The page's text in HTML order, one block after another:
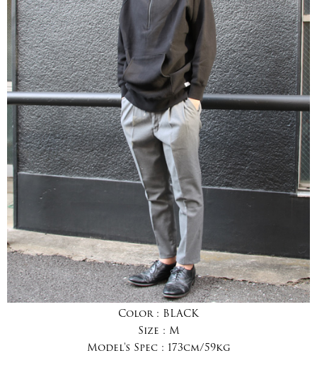
Color : BLACK
Size : M
Model's Spec : 173cm/59kg